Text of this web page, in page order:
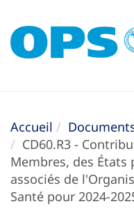
Accueil
CD60.R3 -
Membres, des
associés de
Santé pour 2024-